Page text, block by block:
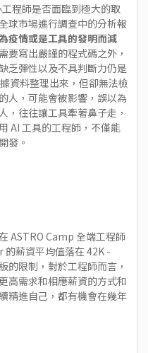
程師是否面臨到極大的取
球市場進行調查中的分析報
疫情或是工具的發明而減
要寫出嚴謹的程式碼之外，
乏彈性以及不具判斷力仍是
資料整理出來，但卻無法檢
人，可能會被影響，誤以為
，往往讓工具牽著鼻子走，
AI 工具的工程師，不僅能
發。
ASTRO Camp 全端工程師
的薪資平均值落在 42K -
的限制，對於工程師而言，
高需求和相應薪資的方式和
精進自己，都有機會在幾年